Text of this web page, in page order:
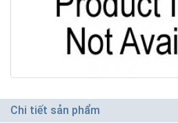
Chi tiết sản phẩm